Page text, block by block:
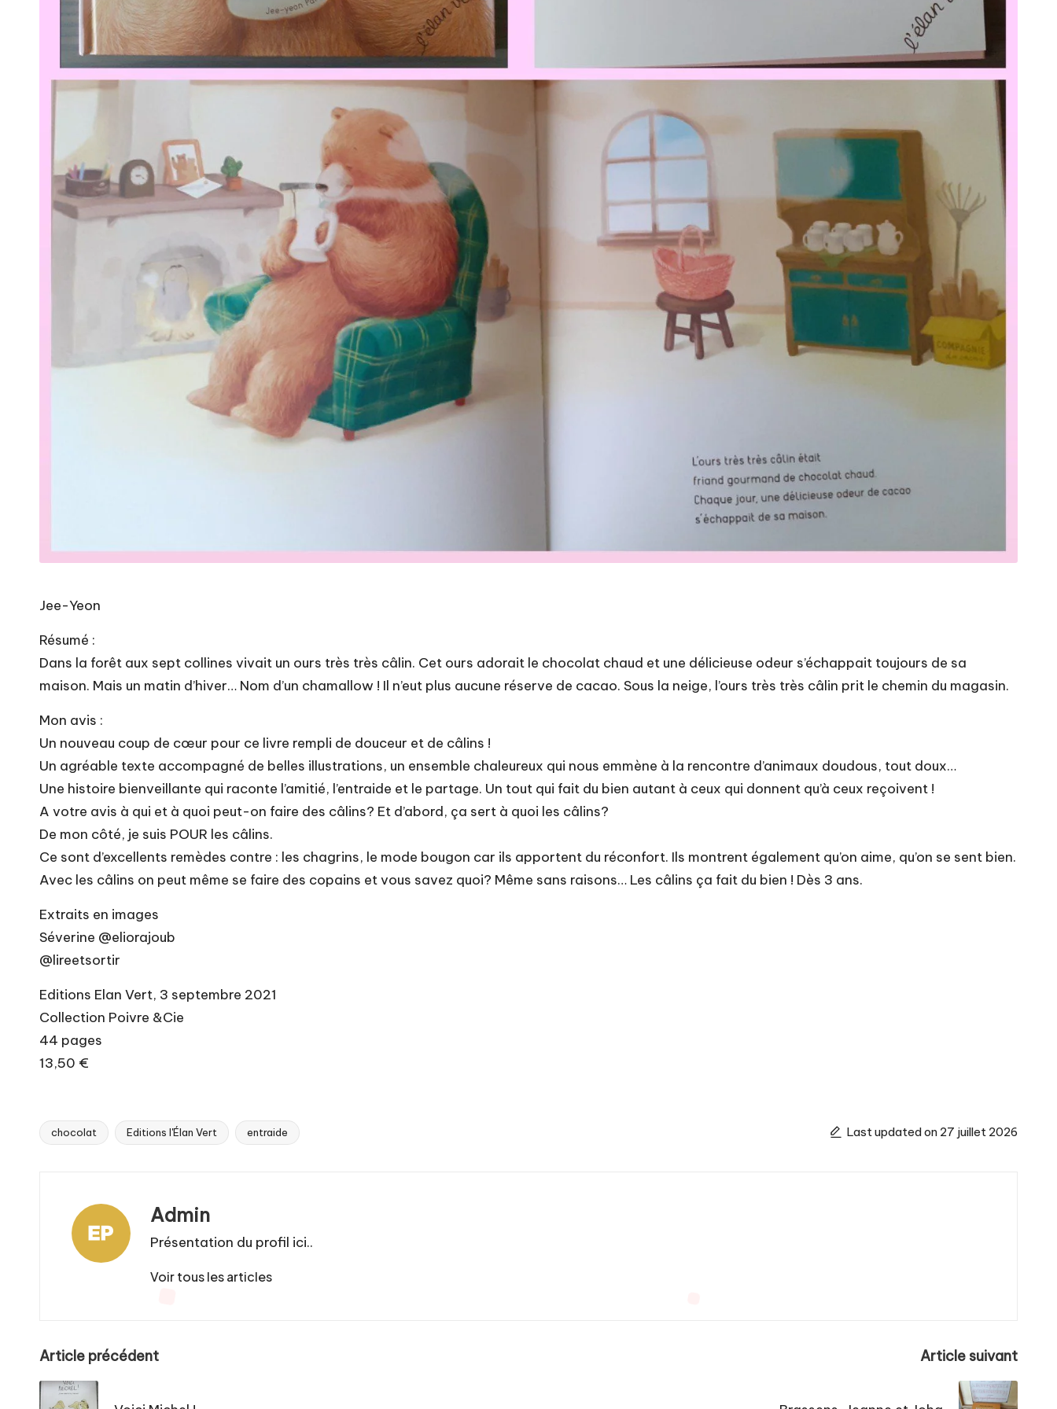
Jee-Yeon
Résumé :
Dans la forêt aux sept collines vivait un ours très très câlin. Cet ours adorait le chocolat chaud et une délicieuse odeur s’échappait toujours de sa
maison. Mais un matin d’hiver… Nom d’un chamallow ! Il n’eut plus aucune réserve de cacao. Sous la neige, l’ours très très câlin prit le chemin du magasin.
Mon avis :
Un nouveau coup de cœur pour ce livre rempli de douceur et de câlins !
Un agréable texte accompagné de belles illustrations, un ensemble chaleureux qui nous emmène à la rencontre d’animaux doudous, tout doux…
Une histoire bienveillante qui raconte l’amitié, l’entraide et le partage. Un tout qui fait du bien autant à ceux qui donnent qu’à ceux reçoivent !
A votre avis à qui et à quoi peut-on faire des câlins? Et d’abord, ça sert à quoi les câlins?
De mon côté, je suis POUR les câlins.
Ce sont d’excellents remèdes contre : les chagrins, le mode bougon car ils apportent du réconfort. Ils montrent également qu’on aime, qu’on se sent bien.
Avec les câlins on peut même se faire des copains et vous savez quoi? Même sans raisons… Les câlins ça fait du bien ! Dès 3 ans.
Extraits en images
Séverine @eliorajoub
@lireetsortir
Editions Elan Vert, 3 septembre 2021
Collection Poivre &Cie
44 pages
13,50 €
Tags:
chocolat Editions l'Élan Vert entraide Last updated on 27 juillet 2026
Admin
Présentation du profil ici..
Voir tous les articles
Post
navigation
Article précédent Article suivant